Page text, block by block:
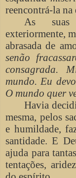
reencontrá-la na
As suas
exteriormente,
abrasada de
senão
consagrada.
mundo. Eu
O mundo quer
Havia
mesma, pelos
e humildade,
santidade. E
ajuda para
tentações,